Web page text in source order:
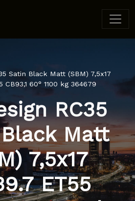
Satin Black Matt (SBM) 7,5x17
CB93,1 60° 1100 kg 364679
RC35
Matt
7,5x17
ET55